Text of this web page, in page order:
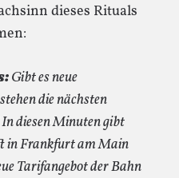
dieses Rituals
Gibt es neue
die nächsten
diesen Minuten gibt
in Frankfurt am Main
Tarifangebot der Bahn